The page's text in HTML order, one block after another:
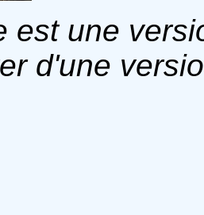
est une
d'une